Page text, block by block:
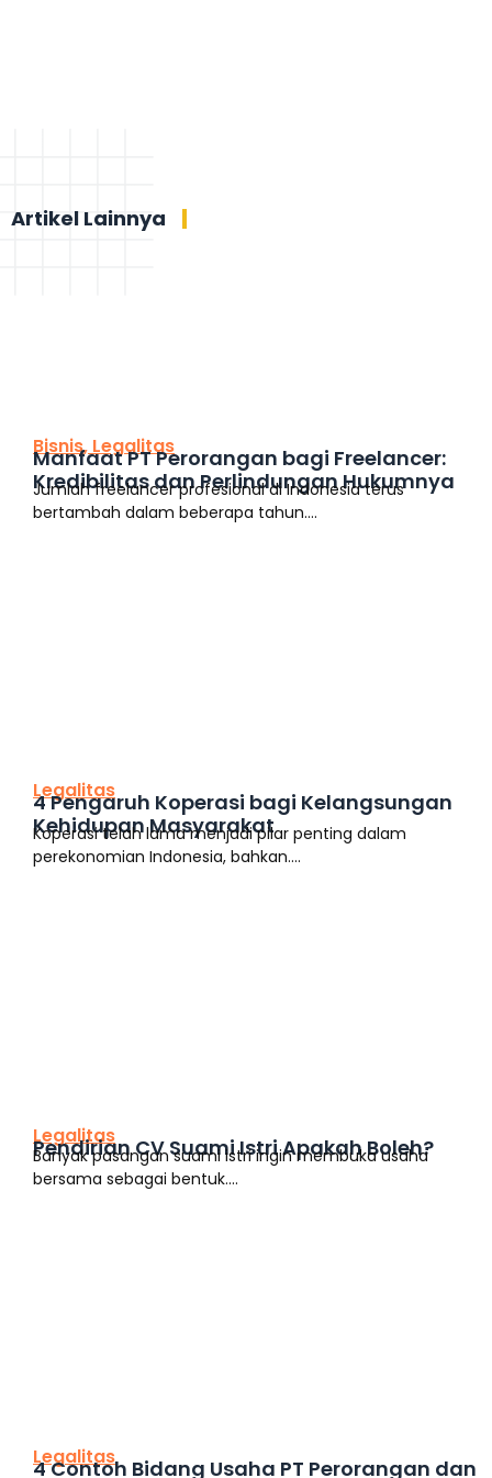
Artikel Lainnya
Bisnis, Legalitas
Manfaat PT Perorangan bagi Freelancer:
Kredibilitas dan Perlindungan Hukumnya
Jumlah freelancer profesional di Indonesia terus
bertambah dalam beberapa tahun....
Legalitas
4 Pengaruh Koperasi bagi Kelangsungan
Kehidupan Masyarakat
Koperasi telah lama menjadi pilar penting dalam
perekonomian Indonesia, bahkan....
Legalitas
Pendirian CV Suami Istri Apakah Boleh?
Banyak pasangan suami istri ingin membuka usaha
bersama sebagai bentuk....
Legalitas
4 Contoh Bidang Usaha PT Perorangan dan